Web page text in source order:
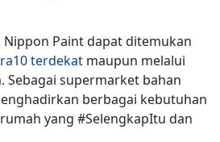
Paint dapat ditemukan
terdekat maupun melalui
Sebagai supermarket bahan
berbagai kebutuhan
yang #SelengkapItu dan